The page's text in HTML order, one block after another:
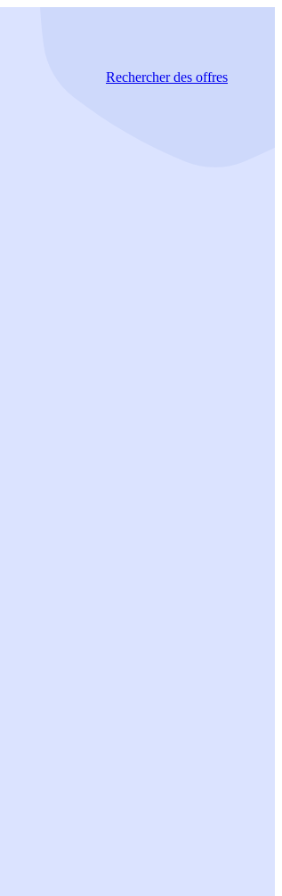
Rechercherdes offres